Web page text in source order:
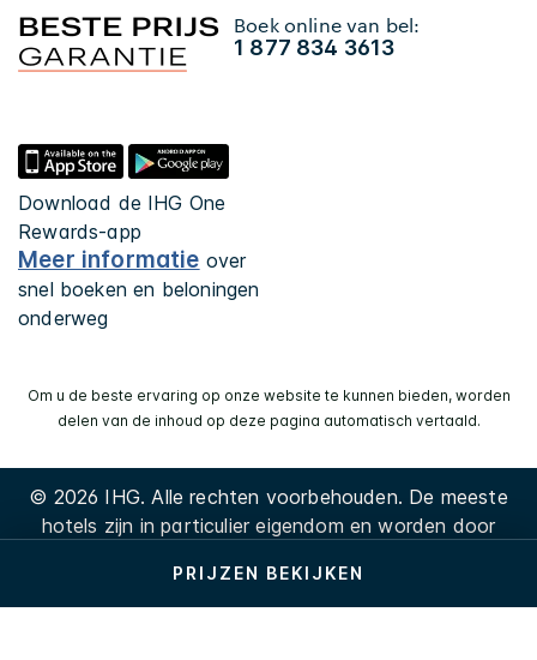
PRIJZEN BEKIJKEN
Boek online van bel:
1 877 834 3613
Download de IHG One
Rewards-app
Meer informatie over
snel boeken en beloningen
onderweg
Om u de beste ervaring op onze website te kunnen bieden, worden
delen van de inhoud op deze pagina automatisch vertaald.
© 2026 IHG. Alle rechten voorbehouden. De meeste
hotels zijn in particulier eigendom en worden door